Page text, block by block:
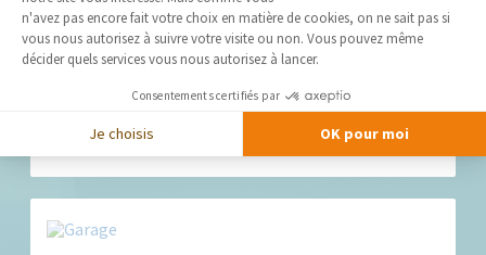
Construction garage : protéger vos biens et
Adapter le garage à vos...
n'avez pas encore fait votre choix en matière de cookies, on ne sait pas si
vous nous autorisez à suivre votre visite ou non. Vous pouvez même
décider quels services vous nous autorisez à lancer.
Consentements certifiés par
Je choisis OK pour moi
Axeptio consent